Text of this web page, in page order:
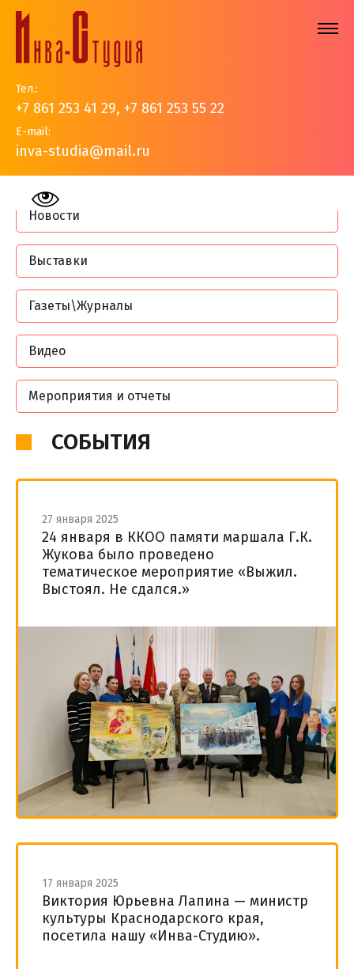
Тел.:
+7 861 253 41 29, +7 861 253 55 22
E-mail:
inva-studia@mail.ru
На главную > События
Новости
Выставки
Газеты\Журналы
Видео
Мероприятия и отчеты
СОБЫТИЯ
27 января 2025
️24 января в ККОО памяти маршала Г.К.
Жукова было проведено
тематическое мероприятие «Выжил.
Выстоял. Не сдался.»
17 января 2025
Виктория Юрьевна Лапина — министр
культуры Краснодарского края,
посетила нашу «Инва-Студию».